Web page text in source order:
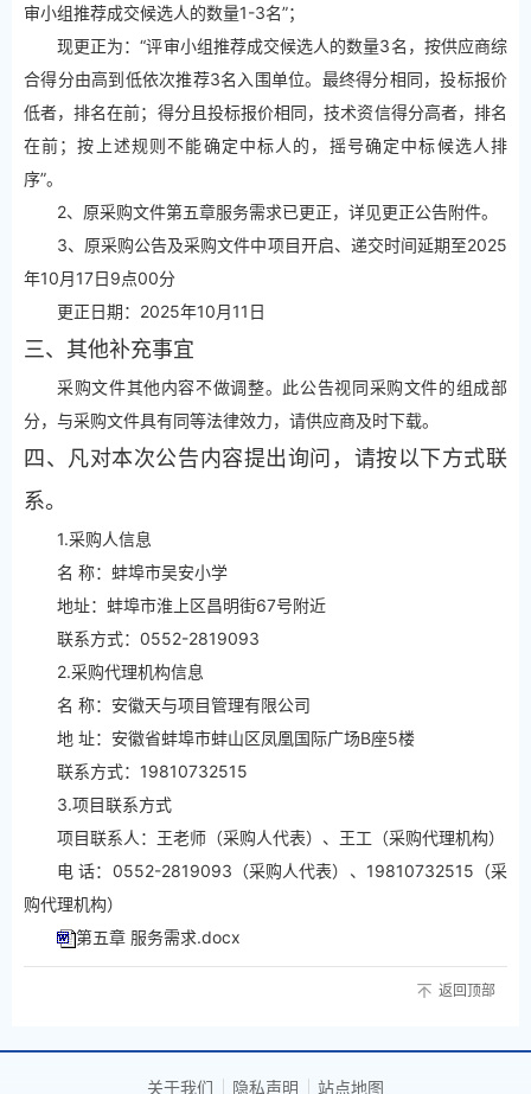
审小组推荐成交候选人的数量1-3名”；
现更正为：“评审小组推荐成交候选人的数量3名，按供应商综
合得分由高到低依次推荐3名入围单位。最终得分相同，投标报价
低者，排名在前；得分且投标报价相同，技术资信得分高者，排名
在前；按上述规则不能确定中标人的，摇号确定中标候选人排
序”。
2、原采购文件第五章服务需求已更正，详见更正公告附件。
3、原采购公告及采购文件中项目开启、递交时间延期至2025
年10月17日9点00分
更正日期：2025年10月11日
三、其他补充事宜
采购文件其他内容不做调整。此公告视同采购文件的组成部
分，与采购文件具有同等法律效力，请供应商及时下载。
四、凡对本次公告内容提出询问，请按以下方式联
系。
1.采购人信息
名 称：蚌埠市吴安小学
地址：蚌埠市淮上区昌明街67号附近
联系方式：0552-2819093
2.采购代理机构信息
名 称：安徽天与项目管理有限公司
地 址：安徽省蚌埠市蚌山区凤凰国际广场B座5楼
联系方式：19810732515
3.项目联系方式
项目联系人：王老师（采购人代表）、王工（采购代理机构）
电 话：0552-2819093（采购人代表）、19810732515（采
购代理机构）
第五章 服务需求.docx
返回顶部
关于我们 隐私声明 站点地图